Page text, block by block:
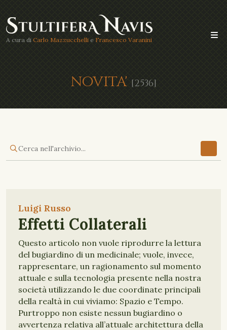
A cura di Carlo Mazzucchelli e Francesco Varanini
NOVITA' [2536]
Luigi Russo
Effetti Collaterali
Questo articolo non vuole riprodurre la lettura
del bugiardino di un medicinale; vuole, invece,
rappresentare, un ragionamento sul momento
attuale e sulla tecnologia presente nella nostra
società utilizzando le due coordinate principali
della realtà in cui viviamo: Spazio e Tempo.
Purtroppo non esiste nessun bugiardino o
avvertenza relativa all’attuale architettura della